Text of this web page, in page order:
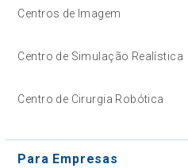
Centros de Imagem
Centro de Simulação Realística
Centro de Cirurgia Robótica
Para Empresas